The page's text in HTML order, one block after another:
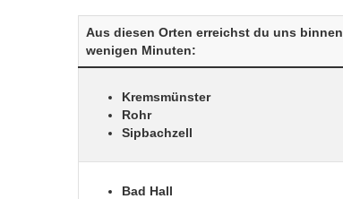
Aus diesen Orten erreichst du uns binnen
wenigen Minuten:
Kremsmünster
Rohr
Sipbachzell
Bad Hall